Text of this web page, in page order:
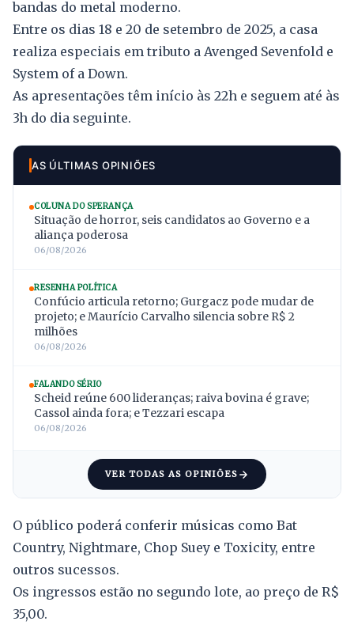
bandas do metal moderno.
Entre os dias 18 e 20 de setembro de 2025, a casa
realiza especiais em tributo a Avenged Sevenfold e
System of a Down.
As apresentações têm início às 22h e seguem até às
3h do dia seguinte.
AS ÚLTIMAS OPINIÕES
COLUNA DO SPERANÇA
Situação de horror, seis candidatos ao Governo e a
aliança poderosa
06/08/2026
RESENHA POLÍTICA
Confúcio articula retorno; Gurgacz pode mudar de
projeto; e Maurício Carvalho silencia sobre R$ 2
milhões
06/08/2026
FALANDO SÉRIO
Scheid reúne 600 lideranças; raiva bovina é grave;
Cassol ainda fora; e Tezzari escapa
06/08/2026
VER TODAS AS OPINIÕES
O público poderá conferir músicas como Bat
Country, Nightmare, Chop Suey e Toxicity, entre
outros sucessos.
Os ingressos estão no segundo lote, ao preço de R$
35,00.